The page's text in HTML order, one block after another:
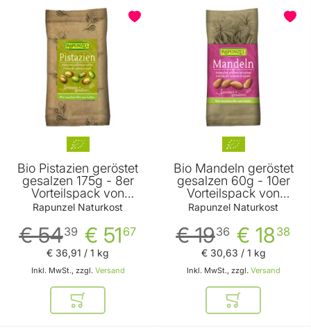
Bio Pistazien geröstet
gesalzen 175g - 8er
Vorteilspack von
Rapunzel Naturkost
Rapunzel Naturkost
€ 51 67
€ 5439
Inkl. MwSt., zzgl. Versand
€ 36,91 / 1 kg
In den Warenkorb
Bio Mandeln geröstet
gesalzen 60g - 10er
Vorteilspack von
Rapunzel Naturkost
Rapunzel Naturkost
€ 1838
€ 1936
Inkl. MwSt., zzgl. Versand
€ 30,63 / 1 kg
In den